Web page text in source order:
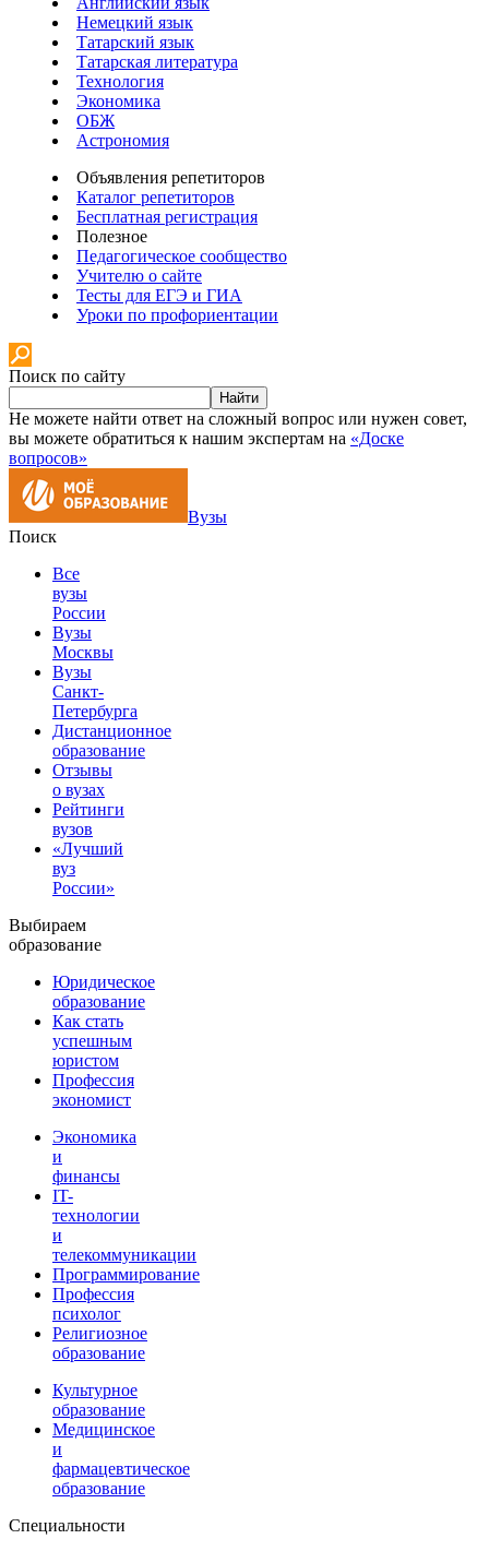
Немецкий язык
Татарский язык
Татарская литература
Технология
Экономика
ОБЖ
Астрономия
Объявления репетиторов
Каталог репетиторов
Бесплатная регистрация
Полезное
Педагогическое сообщество
Учителю о сайте
Тесты для ЕГЭ и ГИА
Уроки по профориентации
Поиск по сайту
Найти
Не можете найти ответ на сложный вопрос или нужен совет,
вы можете обратиться к нашим экспертам на «Доске
вопросов»
Вузы
Поиск
Все
вузы
России
Вузы
Москвы
Вузы
Санкт-
Петербурга
Дистанционное
образование
Отзывы
о вузах
Рейтинги
вузов
«Лучший
вуз
России»
Выбираем
образование
Юридическое
образование
Как стать
успешным
юристом
Профессия
экономист
Экономика
и
финансы
IT-
технологии
и
телекоммуникации
Программирование
Профессия
психолог
Религиозное
образование
Культурное
образование
Медицинское
и
фармацевтическое
образование
Специальности